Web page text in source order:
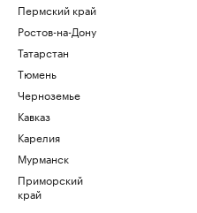
Пермский край
Ростов-на-Дону
Татарстан
Тюмень
Черноземье
Кавказ
Карелия
Мурманск
Приморский
край